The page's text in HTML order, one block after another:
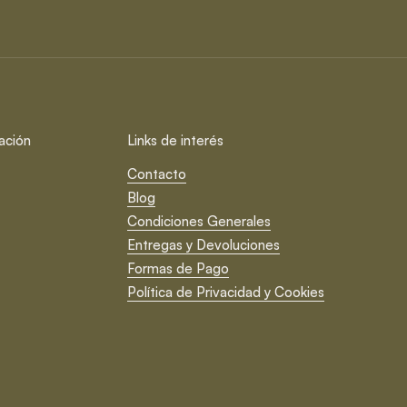
Links de interés
Contacto
Blog
Condiciones Generales
Entregas y Devoluciones
Formas de Pago
Política de Privacidad y Cookies